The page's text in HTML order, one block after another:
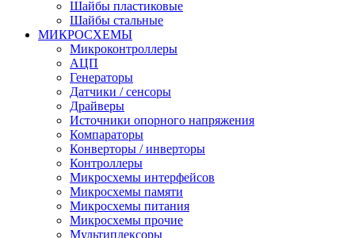
Шайбы пластиковые
Шайбы стальные
МИКРОСХЕМЫ
Микроконтроллеры
АЦП
Генераторы
Датчики / сенсоры
Драйверы
Источники опорного напряжения
Компараторы
Конверторы / инверторы
Контроллеры
Микросхемы интерфейсов
Микросхемы памяти
Микросхемы питания
Микросхемы прочие
Мультиплексоры